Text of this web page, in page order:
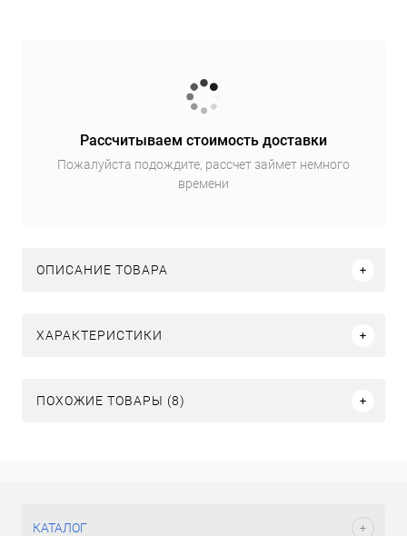
Рассчитываем стоимость доставки
Пожалуйста подождите, рассчет займет немного
времени
ОПИСАНИЕ ТОВАРА
ХАРАКТЕРИСТИКИ
ПОХОЖИЕ ТОВАРЫ (8)
КАТАЛОГ